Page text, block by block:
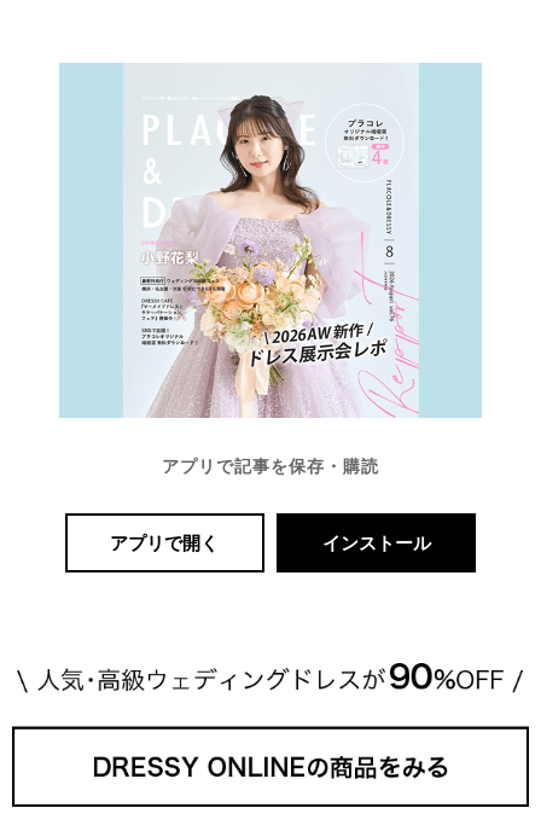
アプリで記事を保存・購読
アプリで開く インストール